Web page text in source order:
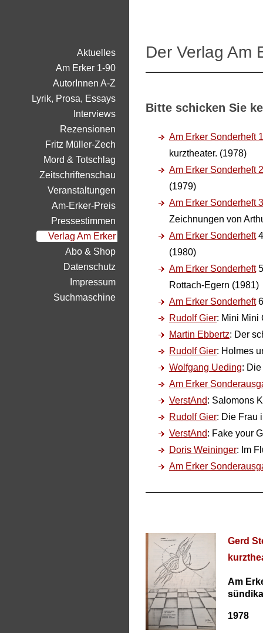
Der Verlag Am
Bitte schicken Sie
Am Erker Sonderheft 1
kurztheater. (1978)
Am Erker Sonderheft 2
(1979)
Am Erker Sonderheft 3
Zeichnungen von
Am Erker Sonderheft
(1980)
Am Erker Sonderheft
Rottach-Egern (1981)
Am Erker Sonderheft
Rudolf Gier: Mini Mini
Martin Ebbertz: Der
Rudolf Gier: Holmes
Wolfgang Ueding:
Am Erker
VerstAnd: Salomons
Rudolf Gier: Die Frau
VerstAnd: Fake your
Doris Weininger: Im
Am Erker
Gerd
Am
1978
Aktuelles
Am Erker 1-90
AutorInnen A-Z
Lyrik, Prosa, Essays
Interviews
Rezensionen
Fritz Müller-Zech
Mord & Totschlag
Zeitschriftenschau
Veranstaltungen
Am-Erker-Preis
Pressestimmen
Verlag Am Erker
Abo & Shop
Datenschutz
Impressum
Suchmaschine